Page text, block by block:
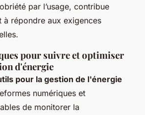
par l’usage, contribue
à répondre aux exigences
pour suivre et optimiser
d'énergie
pour la gestion de l'énergie
numériques et
de monitorer la